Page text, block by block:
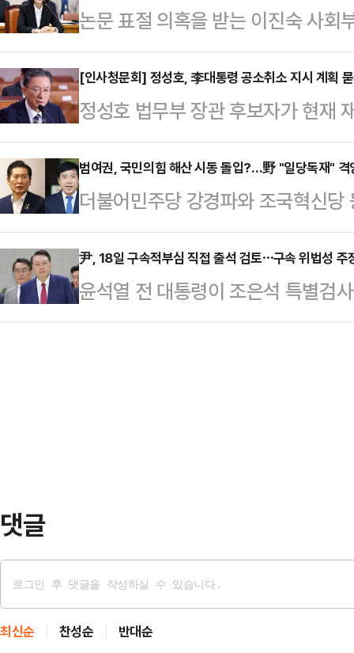
교육부 장관 후보자와 정성호 법무
후보자에 대한 인사청문회를 실시
새간 총 17건이 열린다.논문 표절
히 거친 격돌이 이어졌다. 국민의힘
및 논문 표절 의혹 등을 …
논문 표절 의혹을 받는 이진숙 사회
괴롭힘' 의혹이 새롭게 제기됐다.
하던 시기 노동관계법 위반으로 고
다.16일 정성국 국민의힘 의원이
이 후보자의 충남대 총장 시절 노동
해당 사업장은 이 후보자가 총장으
의원은 이날 오전 국회 교육위원회
괴롭힘 사건이 2건"…
[인사청문회] 정성호, 李대통령 공소취소 지시 계획
정성호 법무부 장관 후보자가 현재
소취소 지시를 할 것이냐는 질의에
에 따르면 정 후보자는 이날 서울
법원이 재판 중인 이 대통령의 대장
공소취소 지시를 할 계획이 있냐는
을 수 있는 구체적 사건에 대해 (공
는 생각을 갖고 있다"고 대답했다.
인 활동을 해…
범여권, 국민의힘 해산 시동 돌입?…野 "일당독재" 격
더불어민주당 강경파와 조국혁신
당 해산 압박 수위를 점차 높이고
게 반발했다.16일 정치권에 따르면
이 전날 정부에만 부여된 정당 해산
헌법재판소법 개정안을 대표 발의
尹, 18일 구속적부심 직접 출석 검토⋯구속 위법성 주
윤석열 전 대통령이 조은석 특별검
에 청구한 구속적부심사 사건 심문
댓글
최신순 찬성순 반대순